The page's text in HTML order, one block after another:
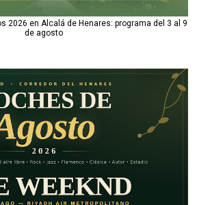
2026 en Alcalá de Henares: programa del 3 al 9
de agosto